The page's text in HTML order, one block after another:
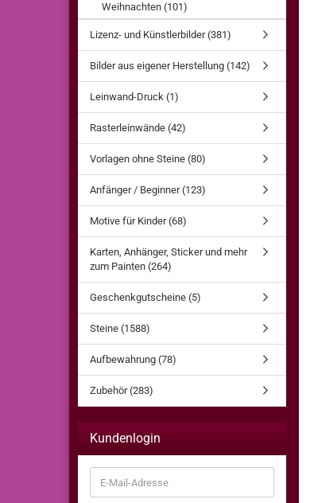
Weihnachten (101)
Lizenz- und Künstlerbilder (381)
Bilder aus eigener Herstellung (142)
Leinwand-Druck (1)
Rasterleinwände (42)
Vorlagen ohne Steine (80)
Anfänger / Beginner (123)
Motive für Kinder (68)
Karten, Anhänger, Sticker und mehr
zum Painten (264)
Geschenkgutscheine (5)
Steine (1588)
Aufbewahrung (78)
Zubehör (283)
Kundenlogin
E-
Mail-